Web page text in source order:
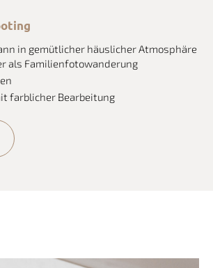
in gemütlicher häuslicher Atmosphäre
als Familienfotowanderung
farblicher Bearbeitung